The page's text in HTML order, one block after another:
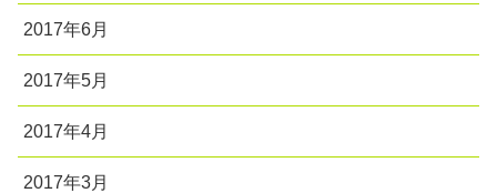
2017年6月
2017年5月
2017年4月
2017年3月